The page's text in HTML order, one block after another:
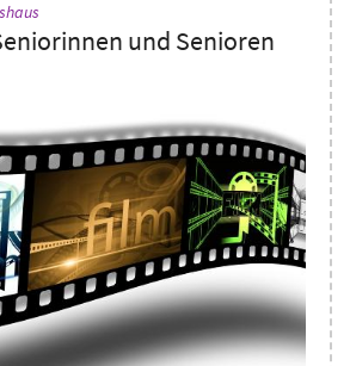
und Senioren